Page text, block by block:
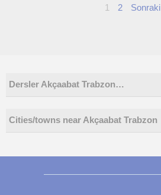
1 2 Sonraki
Dersler Akçaabat Trabzon…
Cities/towns near Akçaabat Trabzon